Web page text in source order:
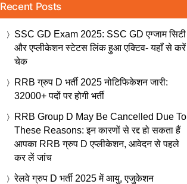
Recent Posts
SSC GD Exam 2025: SSC GD एग्जाम सिटी
और एप्लीकेशन स्टेटस लिंक हुआ एक्टिव- यहाँ से करें
चेक
RRB ग्रुप D भर्ती 2025 नोटिफिकेशन जारी:
32000+ पदों पर होगी भर्ती
RRB Group D May Be Cancelled Due To
These Reasons: इन कारणों से रद्द हो सकता हैं
आपका RRB ग्रुप D एप्लीकेशन, आवेदन से पहले
कर लें जांच
रेलवे ग्रुप D भर्ती 2025 में आयु, एजुकेशन